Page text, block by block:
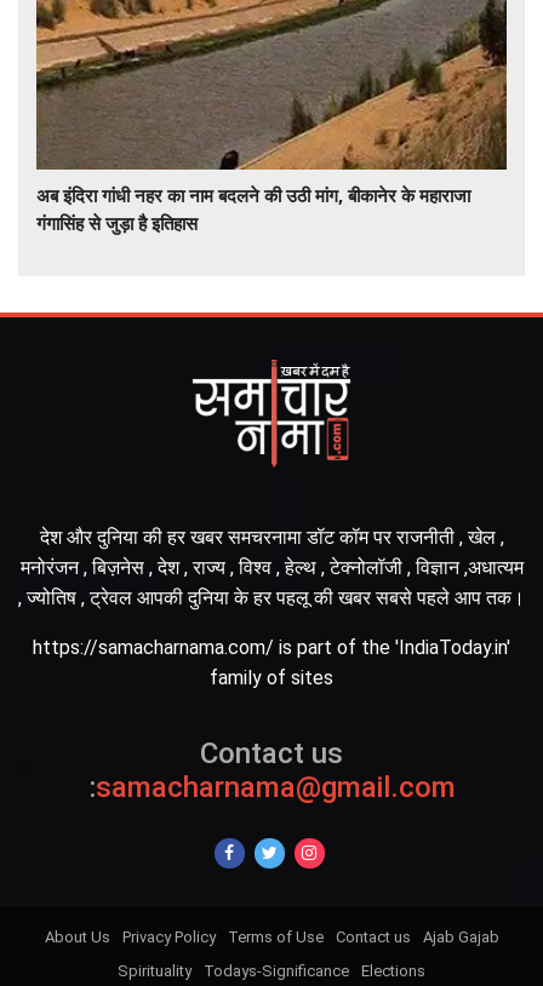
अब इंदिरा गांधी नहर का नाम बदलने की उठी मांग, बीकानेर के महाराजा
गंगासिंह से जुड़ा है इतिहास
देश और दुनिया की हर खबर समचरनामा डॉट कॉम पर राजनीती , खेल ,
मनोरंजन , बिज़नेस , देश , राज्य , विश्व , हेल्थ , टेक्नोलॉजी , विज्ञान ,अधात्यम
, ज्योतिष , ट्रेवल आपकी दुनिया के हर पहलू की खबर सबसे पहले आप तक।
https://samacharnama.com/ is part of the 'IndiaToday.in'
family of sites
Contact us
:samacharnama@gmail.com
About Us Privacy Policy Terms of Use Contact us
Ajab Gajab
Spirituality
Todays-Significance Elections